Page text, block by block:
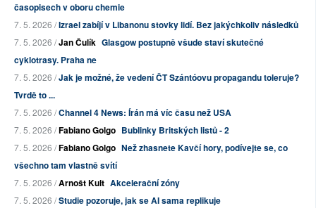
časopisech v oboru chemie
7. 5. 2026 /Izrael zabíjí v Libanonu stovky lidí. Bez jakýchkoliv následků
7. 5. 2026 /Jan Čulík Glasgow postupně všude staví skutečné
cyklotrasy. Praha ne
7. 5. 2026 /Jak je možné, že vedení ČT Szántóovu propagandu toleruje?
Tvrdě to ...
7. 5. 2026 /Channel 4 News: Írán má víc času než USA
7. 5. 2026 /Fabiano Golgo Bublinky Britských listů - 2
7. 5. 2026 /Fabiano Golgo Než zhasnete Kavčí hory, podívejte se, co
všechno tam vlastně svítí
7. 5. 2026 /Arnošt Kult Akcelerační zóny
7. 5. 2026 /Studie pozoruje, jak se AI sama replikuje